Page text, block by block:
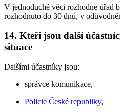
V jednoduché věci rozhodne úřad
rozhodnuto do 30 dnů, v
14. Kteří jsou další
situace
Dalšími účastníky jsou:
správce komunikace,
Policie České republiky,